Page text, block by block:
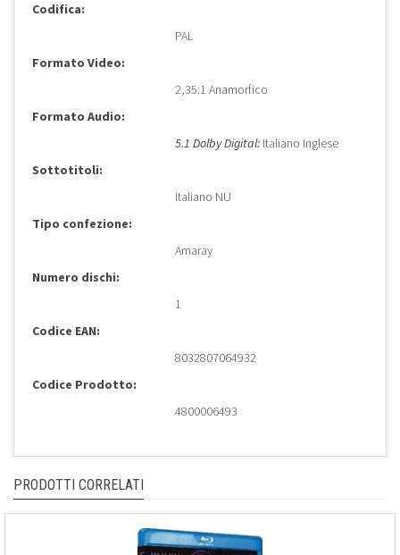
Codifica:
PAL
Formato Video:
2,35:1 Anamorfico
Formato Audio:
5.1 Dolby Digital: Italiano Inglese
Sottotitoli:
Italiano NU
Tipo confezione:
Amaray
Numero dischi:
1
Codice EAN:
8032807064932
Codice Prodotto:
4800006493
PRODOTTI CORRELATI